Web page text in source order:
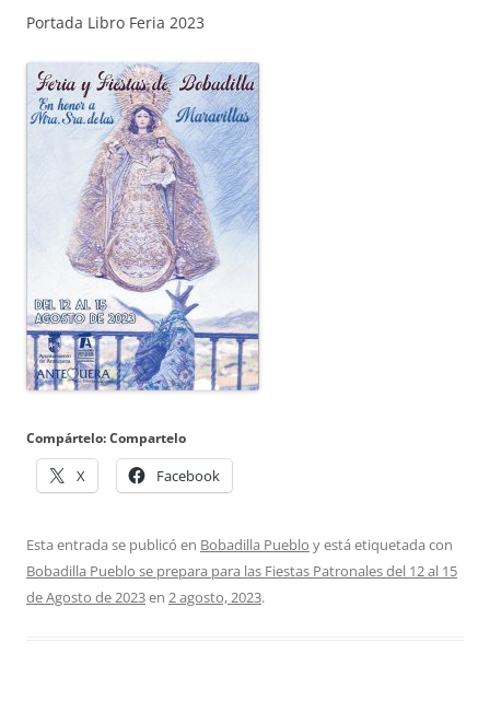
Portada Libro Feria 2023
Compártelo: Compartelo
X Facebook
Esta entrada se publicó en Bobadilla Pueblo y está etiquetada con
Bobadilla Pueblo se prepara para las Fiestas Patronales del 12 al 15
de Agosto de 2023en 2 agosto, 2023.